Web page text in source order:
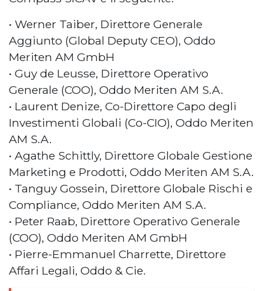
• Werner Taiber, Direttore Generale
Aggiunto (Global Deputy CEO), Oddo
Meriten AM GmbH
• Guy de Leusse, Direttore Operativo
Generale (COO), Oddo Meriten AM S.A.
• Laurent Denize, Co-Direttore Capo degli
Investimenti Globali (Co-CIO), Oddo Meriten
AM S.A.
• Agathe Schittly, Direttore Globale Gestione
Marketing e Prodotti, Oddo Meriten AM S.A.
• Tanguy Gossein, Direttore Globale Rischi e
Compliance, Oddo Meriten AM S.A.
• Peter Raab, Direttore Operativo Generale
(COO), Oddo Meriten AM GmbH
• Pierre-Emmanuel Charrette, Direttore
Affari Legali, Oddo & Cie.